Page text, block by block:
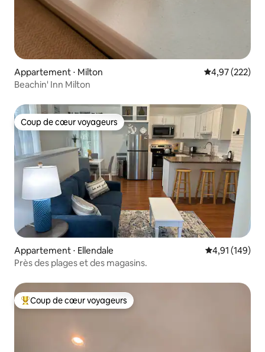
Appartement ⋅ Milton Évaluation
4,97 (222)
Beachin' Inn Milton
Coup de cœur voyageurs
Coup de cœur voyageurs
Appartement ⋅ Ellendale Évaluation
4,91 (149)
Près des plages et des magasins.
Coups de cœur voyageurs les plus appréciés
Coup de cœur voyageurs